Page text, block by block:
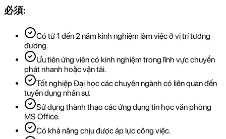
必須:
Có từ 1 đến 2 năm kinh nghiệm làm việc ở vị trí tương
đương.
Ưu tiên ứng viên có kinh nghiệm trong lĩnh vực chuyển
phát nhanh hoặc vận tải.
Tốt nghiệp Đại học các chuyên ngành có liên quan đến
tuyển dụng nhân sự.
Sử dụng thành thạo các ứng dụng tin học văn phòng
MS Office.
Có khả năng chịu được áp lực công việc.